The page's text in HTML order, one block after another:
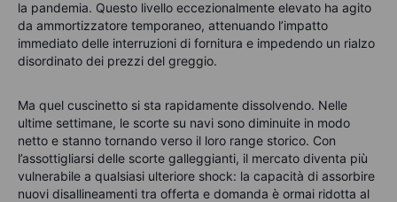
la pandemia. Questo livello eccezionalmente elevato ha agito
da ammortizzatore temporaneo, attenuando l’impatto
immediato delle interruzioni di fornitura e impedendo un rialzo
disordinato dei prezzi del greggio.
Ma quel cuscinetto si sta rapidamente dissolvendo. Nelle
ultime settimane, le scorte su navi sono diminuite in modo
netto e stanno tornando verso il loro range storico. Con
l’assottigliarsi delle scorte galleggianti, il mercato diventa più
vulnerabile a qualsiasi ulteriore shock: la capacità di assorbire
nuovi disallineamenti tra offerta e domanda è ormai ridotta al